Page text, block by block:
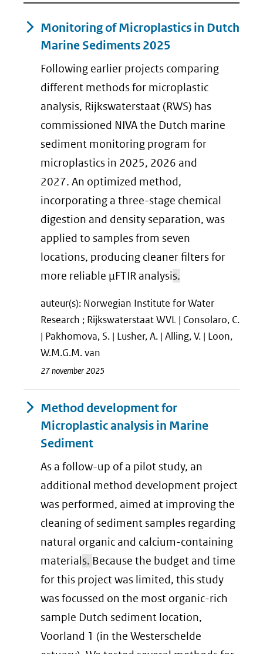
Monitoring of Microplastics in Dutch
Marine Sediments 2025
Following earlier projects comparing
different methods for microplastic
analysis, Rijkswaterstaat (RWS) has
commissioned NIVA the Dutch marine
sediment monitoring program for
microplastics in 2025, 2026 and
2027. An optimized method,
incorporating a three-stage chemical
digestion and density separation, was
applied to samples from seven
locations, producing cleaner filters for
more reliable µFTIR analysis.
auteur(s): Norwegian Institute for Water
Research ; Rijkswaterstaat WVL | Consolaro, C.
| Pakhomova, S. | Lusher, A. | Alling, V. | Loon,
W.M.G.M. van
27 november 2025
Method development for
Microplastic analysis in Marine
Sediment
As a follow-up of a pilot study, an
additional method development project
was performed, aimed at improving the
cleaning of sediment samples regarding
natural organic and calcium-containing
materials. Because the budget and time
for this project was limited, this study
was focussed on the most organic-rich
sample Dutch sediment location,
Voorland 1 (in the Westerschelde